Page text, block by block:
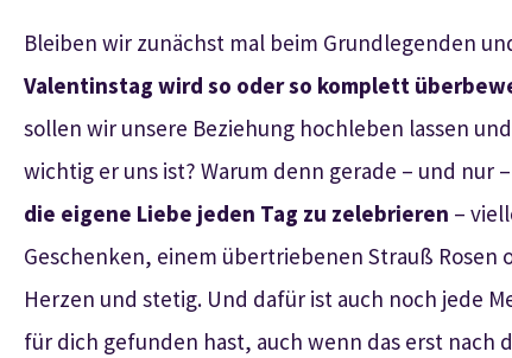
Bleiben wir zunächst mal beim Grundlegenden
Valentinstag wird so oder so komplett
sollen wir unsere Beziehung hochleben lassen
wichtig er uns ist? Warum denn gerade – und nur
die eigene Liebe jeden Tag zu zelebrieren –
Geschenken, einem übertriebenen Strauß Rosen
Herzen und stetig. Und dafür ist auch noch jede
für dich gefunden hast, auch wenn das erst nach